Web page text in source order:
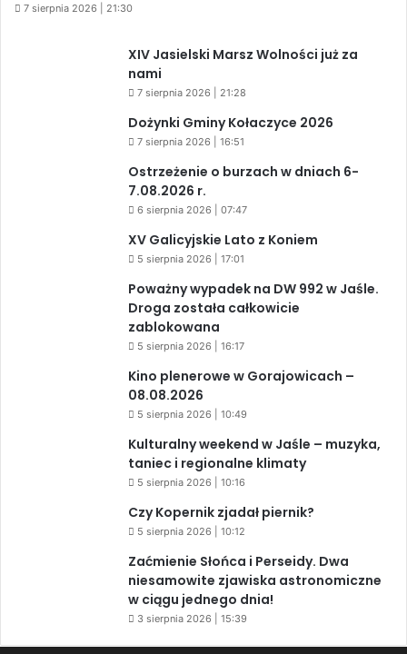
7 sierpnia 2026 | 21:30
XIV Jasielski Marsz Wolności już za
nami
7 sierpnia 2026 | 21:28
Dożynki Gminy Kołaczyce 2026
7 sierpnia 2026 | 16:51
Ostrzeżenie o burzach w dniach 6-
7.08.2026 r.
6 sierpnia 2026 | 07:47
XV Galicyjskie Lato z Koniem
5 sierpnia 2026 | 17:01
Poważny wypadek na DW 992 w Jaśle.
Droga została całkowicie
zablokowana
5 sierpnia 2026 | 16:17
Kino plenerowe w Gorajowicach –
08.08.2026
5 sierpnia 2026 | 10:49
Kulturalny weekend w Jaśle – muzyka,
taniec i regionalne klimaty
5 sierpnia 2026 | 10:16
Czy Kopernik zjadał piernik?
5 sierpnia 2026 | 10:12
Zaćmienie Słońca i Perseidy. Dwa
niesamowite zjawiska astronomiczne
w ciągu jednego dnia!
3 sierpnia 2026 | 15:39